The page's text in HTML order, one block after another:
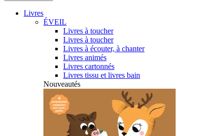
Livres
ÉVEIL
Livres à toucher
Livres à toucher
Livres à écouter, à chanter
Livres animés
Livres cartonnés
Livres tissu et livres bain
Nouveautés